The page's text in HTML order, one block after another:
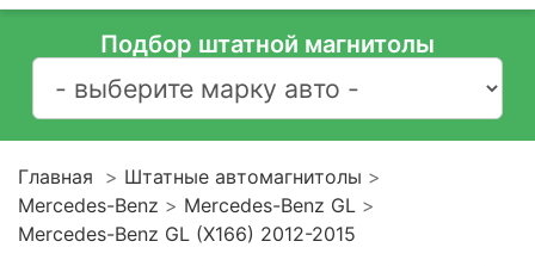
Подбор штатной магнитолы
Главная
Штатные автомагнитолы
Mercedes-Benz
Mercedes-Benz GL
Mercedes-Benz GL (X166) 2012-2015